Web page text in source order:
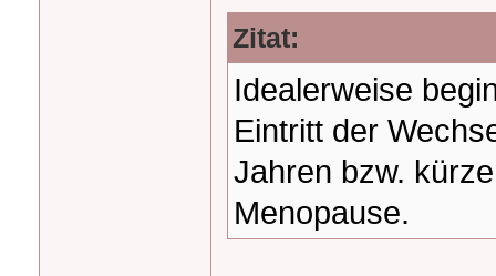
Zitat:
Idealerweise
Eintritt der
Jahren bzw.
Menopause.